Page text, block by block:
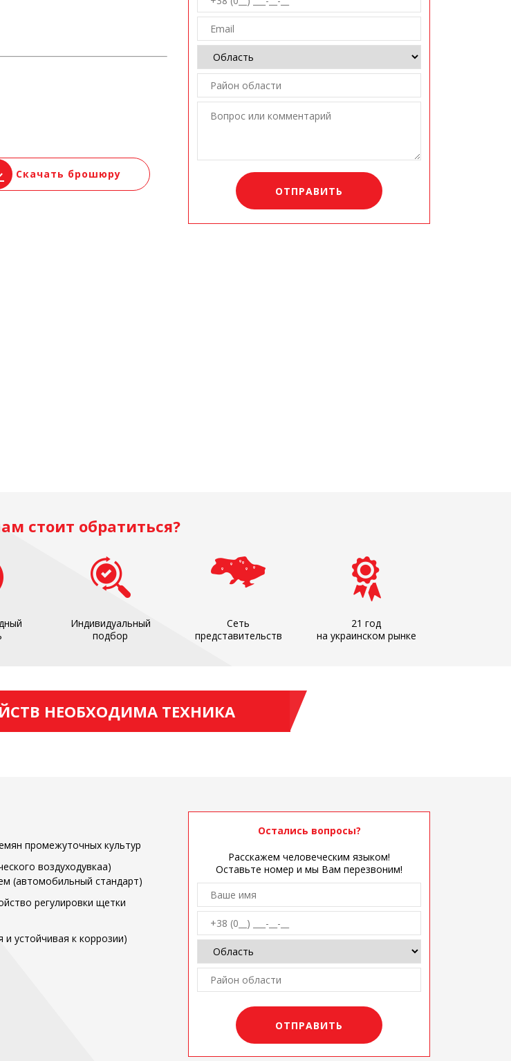
Скачать брошюру
стоит обратиться?
Индивидуальный
подбор
Сеть
представительств
21 год
на украинском рынке
НЕОБХОДИМА ТЕХНИКА
Остались вопросы?
Расскажем человеческим языком!
Оставьте номер и мы Вам перезвоним!
промежуточных культур
воздуходувкаа)
(автомобильный стандарт)
регулировки щетки
устойчивая к коррозии)